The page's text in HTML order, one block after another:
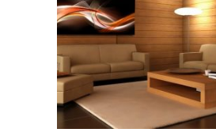
na
stronie
produktu